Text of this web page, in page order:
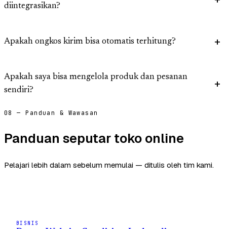
diintegrasikan?
Apakah ongkos kirim bisa otomatis terhitung?
Apakah saya bisa mengelola produk dan pesanan
sendiri?
08 — Panduan & Wawasan
Panduan seputar toko online
Pelajari lebih dalam sebelum memulai — ditulis oleh tim kami.
BISNIS